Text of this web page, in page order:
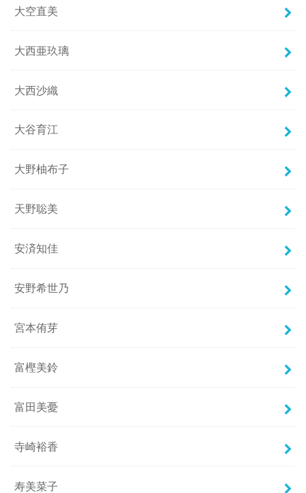
大空直美
大西亜玖璃
大西沙織
大谷育江
大野柚布子
天野聡美
安済知佳
安野希世乃
宮本侑芽
富樫美鈴
富田美憂
寺崎裕香
寿美菜子